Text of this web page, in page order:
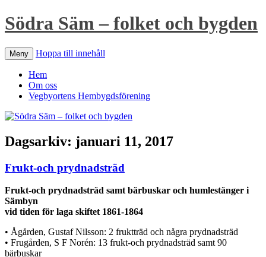
Södra Säm – folket och bygden
Meny Hoppa till innehåll
Hem
Om oss
Vegbyortens Hembygdsförening
Dagsarkiv: januari 11, 2017
Frukt-och prydnadsträd
Frukt-och prydnadsträd samt bärbuskar och humlestänger i
Sämbyn
vid tiden för laga skiftet 1861-1864
• Ågården, Gustaf Nilsson: 2 fruktträd och några prydnadsträd
• Frugården, S F Norén: 13 frukt-och prydnadsträd samt 90
bärbuskar